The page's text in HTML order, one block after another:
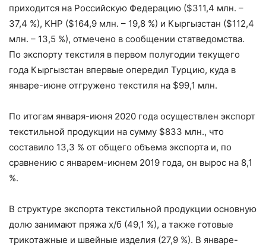
приходится на Российскую Федерацию ($311,4 млн. –
37,4 %), КНР ($164,9 млн. – 19,8 %) и Кыргызстан ($112,4
млн. – 13,5 %), отмечено в сообщении статведомства.
По экспорту текстиля в первом полугодии текущего
года Кыргызстан впервые опередил Турцию, куда в
январе-июне отгружено текстиля на $99,1 млн.
По итогам января-июня 2020 года осуществлен экспорт
текстильной продукции на сумму $833 млн., что
составило 13,3 % от общего объема экспорта и, по
сравнению с январем-июнем 2019 года, он вырос на 8,1
%.
В структуре экспорта текстильной продукции основную
долю занимают пряжа х/б (49,1 %), а также готовые
трикотажные и швейные изделия (27,9 %). В январе-